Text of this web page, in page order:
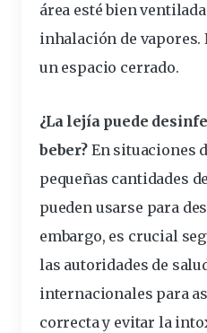
área esté bien
inhalación de vapores.
un espacio cerrado.
¿La lejía puede
beber?En situaciones
pequeñas cantidades
pueden usarse para
embargo, es crucial
las autoridades de
internacionales para
correcta y evitar la